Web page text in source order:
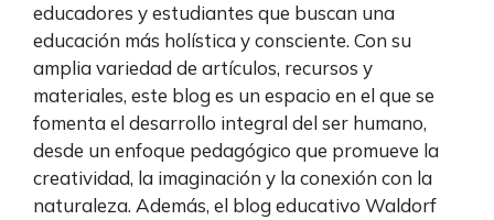
educadores y estudiantes que buscan una
educación más holística y consciente. Con su
amplia variedad de artículos, recursos y
materiales, este blog es un espacio en el que se
fomenta el desarrollo integral del ser humano,
desde un enfoque pedagógico que promueve la
creatividad, la imaginación y la conexión con la
naturaleza. Además, el blog educativo Waldorf